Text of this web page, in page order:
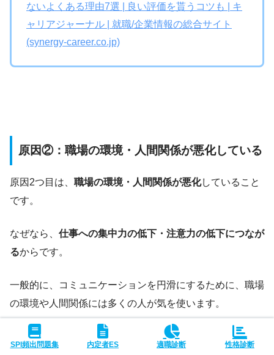
ないよくある理由7選 | 良い評価を貰うコツも | キ
ャリアジャーナル | 就職/企業情報の総合サイト
(synergy-career.co.jp)
原因②：職場の環境・人間関係が悪化している
原因2つ目は、 職場の環境・人間関係が悪化していること
です。
なぜなら、 仕事への集中力の低下・注意力の低下につなが
るからです。
一般的に、コミュニケーションを円滑にするために、職場
の環境や人間関係には多くの人が気を使います。
その環境・人間関係が悪化してしまうと、多くの人は心に
SPI頻出問題集 内定者ES 適職診断 性格診断